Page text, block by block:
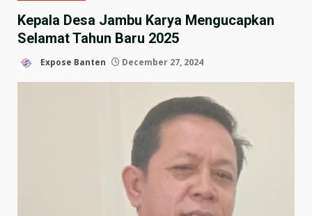
Kepala Desa Jambu Karya Mengucapkan
Selamat Tahun Baru 2025
Expose Banten December 27, 2024